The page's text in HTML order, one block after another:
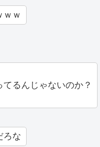
ｗｗ
るんじゃないのか？
ろな